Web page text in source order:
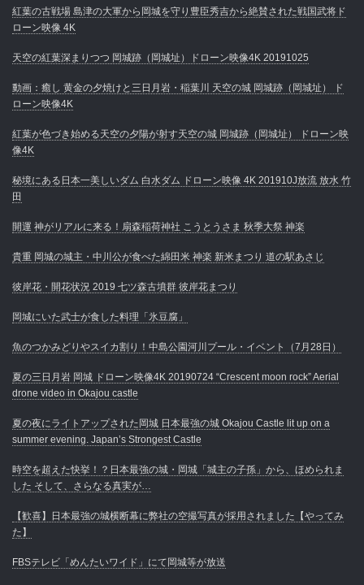
紅葉の古戦場 島津の大軍から岡城を守り豊臣秀吉から絶賛された戦国武将ド
ローン映像 4K
天空の紅葉深まりつつ 岡城跡（岡城址）ドローン映像4K 20191025
動画：癒し 黄金の夕焼けと三日月岩・稲葉川 天空の城 岡城跡（岡城址） ド
ローン映像4K
紅葉が色づき始める天空の夕陽が射す天空の城 岡城跡（岡城址） ドローン映
像4K
秘境にある日本一美しいダム 白水ダム ドローン映像 4K 201910J放流 放水 竹
田
開運 神がリアルに来る！扇森稲荷神社 こうとうさま 秋季大祭 神楽
貴重 岡城の城主・中川公が食べた綿田米 神楽 新米まつり 道の駅あさじ
彼岸花・開花状況 2019 七ツ森古墳群 彼岸花まつり
岡城にいた武士が食した料理「氷豆腐」
魚のつかみどりやスイカ割り！中島公園河川プール・イベント（7月28日）
夏の三日月岩 岡城 ドローン映像4K 20190724 “Crescent moon rock” Aerial
drone video in Okajou castle
夏の夜にライトアップされた岡城 日本最強の城 Okajou Castle lit up on a
summer evening. Japan’s Strongest Castle
時空を超えた快挙！？日本最強の城・岡城「城主の子孫」から、ほめられま
した そして、さらなる真実が…
【歓喜】日本最強の城横断幕に弊社の空撮写真が採用されました【やってみ
た】
FBSテレビ「めんたいワイド」にて岡城等が放送